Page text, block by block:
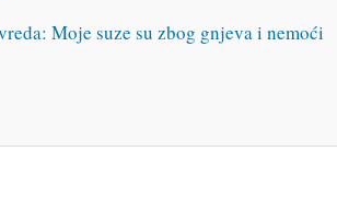
Moje suze su zbog gnjeva i nemoći